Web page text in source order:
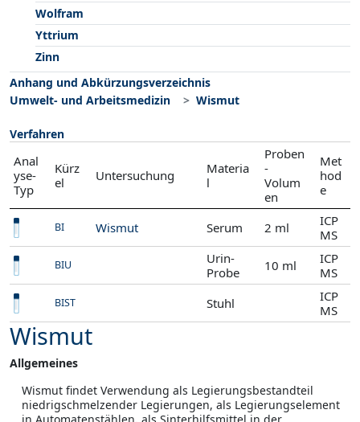
Wolfram
Yttrium
Zinn
Anhang und Abkürzungsverzeichnis
Umwelt- und Arbeitsmedizin
Wismut
Verfahren
Anal
yse-
Typ
Kürz
el
Untersuchung
Materia
l
Proben
-
Volum
en
Met
hod
e
BI Wismut Serum 2 ml
ICP
MS
BIU
Urin-
Probe
10 ml
ICP
MS
BIST Stuhl
ICP
MS
Wismut
Allgemeines
Wismut findet Verwendung als Legierungsbestandteil
niedrigschmelzender Legierungen, als Legierungselement